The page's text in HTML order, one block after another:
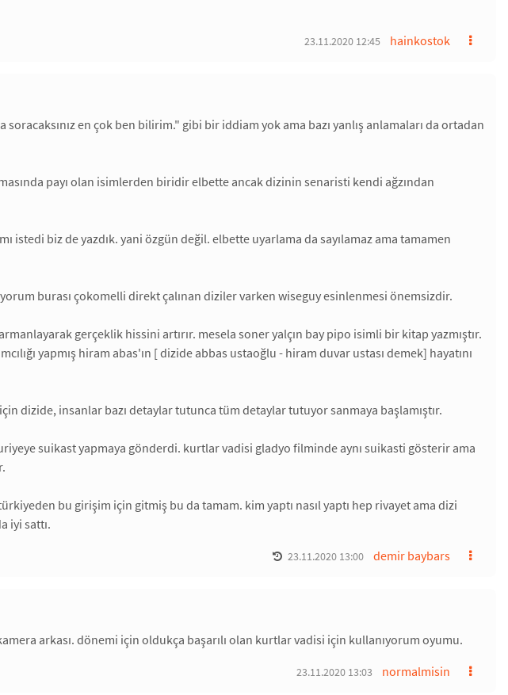
hainkostok
23.11.2020 12:45
en çok ben bilirim." gibi bir iddiam yok ama bazı yanlış anlamaları da ortadan
payı olan isimlerden biridir elbette ancak dizinin senaristi kendi ağzından
istedi biz de yazdık. yani özgün değil. elbette uyarlama da sayılamaz ama tamamen
burası çokomelli direkt çalınan diziler varken wiseguy esinlenmesi önemsizdir.
gerçeklik hissini artırır. mesela soner yalçın bay pipo isimli bir kitap yazmıştır.
yapmış hiram abas'ın [ dizide abbas ustaoğlu - hiram duvar ustası demek] hayatını
dizide, insanlar bazı detaylar tutunca tüm detaylar tutuyor sanmaya başlamıştır.
suikast yapmaya gönderdi. kurtlar vadisi gladyo filminde aynı suikasti gösterir ama
bu girişim için gitmiş bu da tamam. kim yaptı nasıl yaptı hep rivayet ama dizi
iyi sattı.
demir baybars
23.11.2020 13:00
arkası. dönemi için oldukça başarılı olan kurtlar vadisi için kullanıyorum oyumu.
normalmisin
23.11.2020 13:03